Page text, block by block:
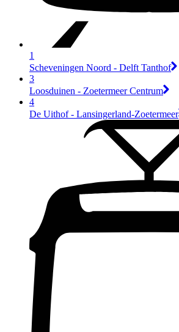
1
Scheveningen Noord - Delft Tanthof
3
Loosduinen - Zoetermeer Centrum
4
De Uithof - Lansingerland-Zoetermeer